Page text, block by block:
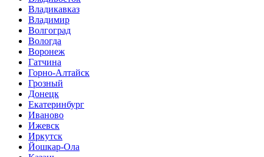
Владикавказ
Владимир
Волгоград
Вологда
Воронеж
Гатчина
Горно-Алтайск
Грозный
Донецк
Екатеринбург
Иваново
Ижевск
Иркутск
Йошкар-Ола